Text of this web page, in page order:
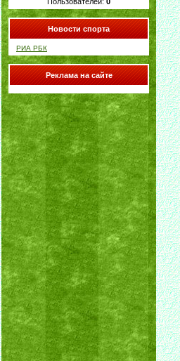
Новости спорта
РИА РБК
Реклама на сайте